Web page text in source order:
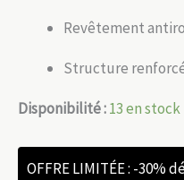
Revêtement
Structure
Disponibilité :13 en stock
OFFRE LIMITÉE : -30%